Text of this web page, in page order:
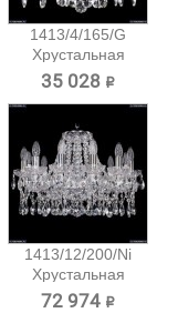
1413/4/165/G
Хрустальная
подвесная...
35 028 ₽
1413/12/200/Ni
Хрустальная
подвесная...
72 974 ₽